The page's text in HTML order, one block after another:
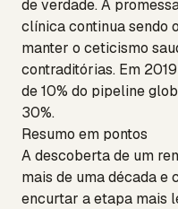
de verdade. A
clínica continua sendo
manter o ceticismo
contraditórias. Em
de 10% do pipeline
30%.
Resumo em pontos
A descoberta de um
mais de uma década
encurtar a etapa mais